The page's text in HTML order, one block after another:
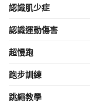
認識肌少症
認識運動傷害
超慢跑
跑步訓練
跳繩教學